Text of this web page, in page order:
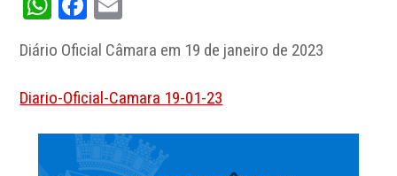
Diário Oficial Câmara em 19 de janeiro de 2023
Diario-Oficial-Camara 19-01-23